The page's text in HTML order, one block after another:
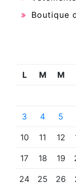
Boutique
L M M
3 4 5
10 11 12
17 18 19
24 25 26